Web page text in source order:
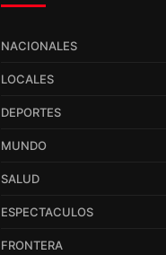
NACIONALES
LOCALES
DEPORTES
MUNDO
SALUD
ESPECTACULOS
FRONTERA